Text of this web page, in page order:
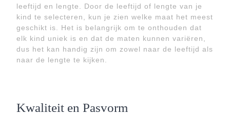
leeftijd en lengte. Door de leeftijd of lengte van je
kind te selecteren, kun je zien welke maat het meest
geschikt is. Het is belangrijk om te onthouden dat
elk kind uniek is en dat de maten kunnen variëren,
dus het kan handig zijn om zowel naar de leeftijd als
naar de lengte te kijken.
Kwaliteit en Pasvorm